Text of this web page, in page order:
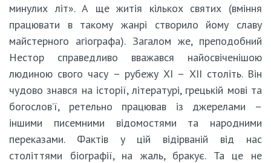
минулих літ». А ще житія кількох святих (вміння
працювати в такому жанрі створило йому славу
майстерного агіографа). Загалом же, преподобний
Нестор справедливо вважався найосвіченішою
людиною свого часу – рубежу ХІ – ХІІ століть. Він
чудово знався на історії, літературі, грецькій мові та
богослов’ї, ретельно працював із джерелами –
іншими писемними відомостями та народними
переказами. Фактів у цій відірваній від нас
століттями біографії, на жаль, бракує. Та це не